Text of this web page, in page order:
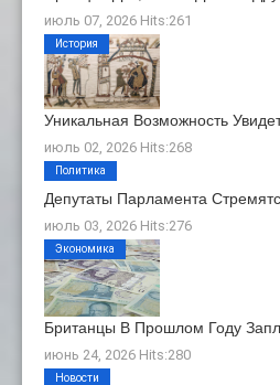
июль 07, 2026 Hits:261
Уникальная Возможность
июль 02, 2026 Hits:268
История
Депутаты Парламента
июль 03, 2026 Hits:276
Политика
Британцы В Прошлом Году
июнь 24, 2026 Hits:280
Экономика
Новости